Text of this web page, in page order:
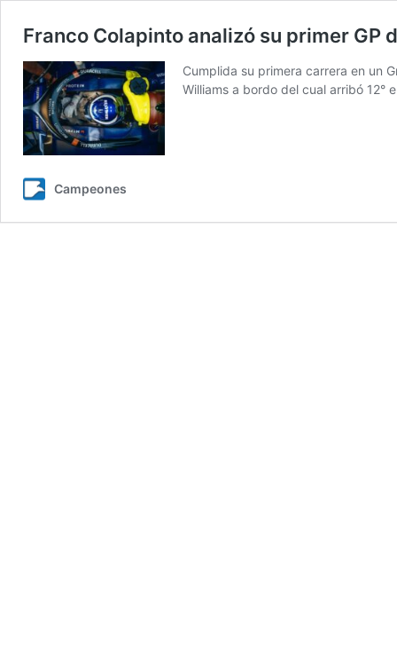
Franco Colapinto analizó su primer GP
Cumplida su primera carrera en un
Williams a bordo del cual arribó 12°
Campeones